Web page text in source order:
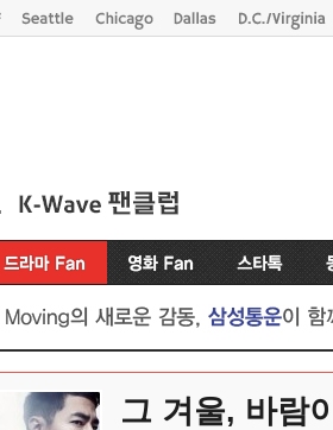
그 겨울, 바람